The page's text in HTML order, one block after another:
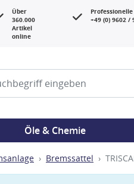
Über
360.000
Artikel
online
+49 (0) 9602 /
Öle & Chemie
Bremssattel